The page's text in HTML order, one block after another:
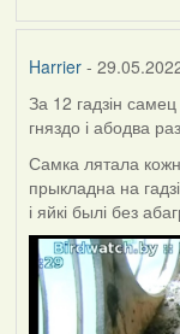
Harrier-
За 12 гадзін
гняздо і абодва
Самка лятала
прыкладна на
і яйкі былі без